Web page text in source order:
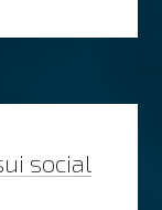
social